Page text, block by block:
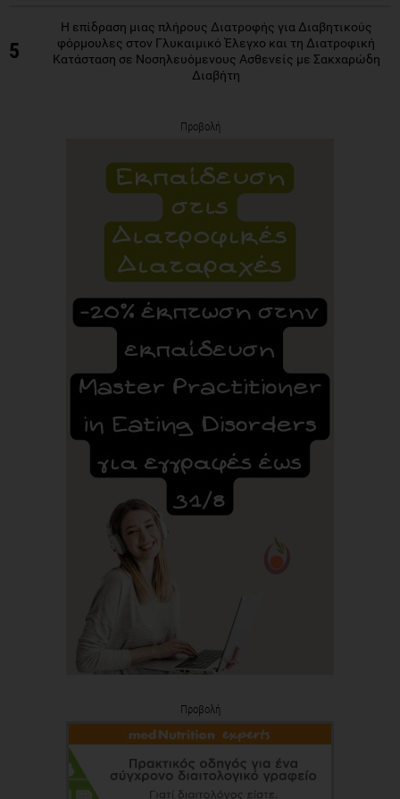
5
Η επίδραση μιας πλήρους Διατροφής για Διαβητικούς
φόρμουλες στον Γλυκαιμικό Έλεγχο και τη Διατροφική
Κατάσταση σε Νοσηλευόμενους Ασθενείς με Σακχαρώδη
Διαβήτη
Προβολή
Προβολή